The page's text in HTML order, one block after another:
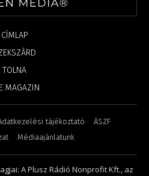
CÍMLAP
TOLNA
MAGAZIN
tájékoztató
ÁSZF
Médiaajánlatunk
A Plusz Rádió Nonprofit Kft., az